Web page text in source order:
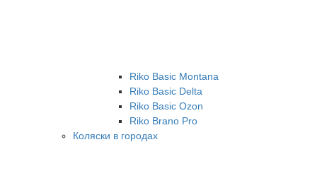
Riko Basic Montana
Riko Basic Delta
Riko Basic Ozon
Riko Brano Pro
Коляски в городах